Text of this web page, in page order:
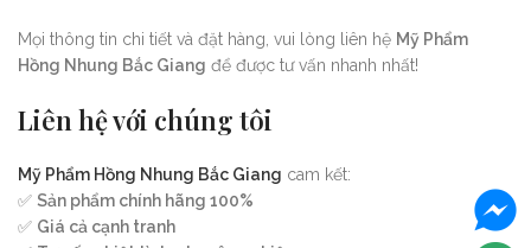
Mọi thông tin chi tiết và đặt hàng, vui lòng liên hệ Mỹ Phẩm
Hồng Nhung Bắc Giang để được tư vấn nhanh nhất!
Liên hệ với chúng tôi
Mỹ Phẩm Hồng Nhung Bắc Giang cam kết:
✅ Sản phẩm chính hãng 100%
✅ Giá cả cạnh tranh